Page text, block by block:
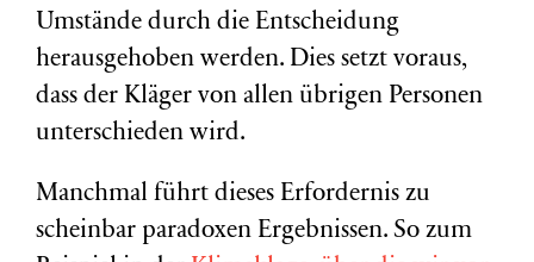
Umstände durch die Entscheidung
herausgehoben werden. Dies setzt voraus,
dass der Kläger von allen übrigen Personen
unterschieden wird.
Manchmal führt dieses Erfordernis zu
scheinbar paradoxen Ergebnissen. So zum